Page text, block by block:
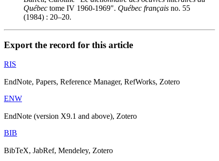
Québec tome IV 1960-1969". Québec français no. 55
(1984) : 20–20.
Export the record for this article
RIS
EndNote, Papers, Reference Manager, RefWorks, Zotero
ENW
EndNote (version X9.1 and above), Zotero
BIB
BibTeX, JabRef, Mendeley, Zotero